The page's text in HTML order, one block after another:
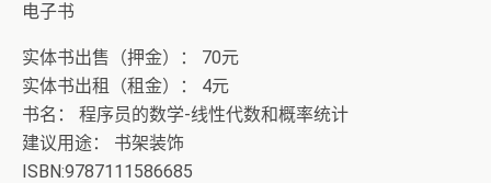
电子书
实体书出售（押金）： 70元
实体书出租（租金）： 4元
书名： 程序员的数学-线性代数和概率统计
建议用途： 书架装饰
ISBN:9787111586685